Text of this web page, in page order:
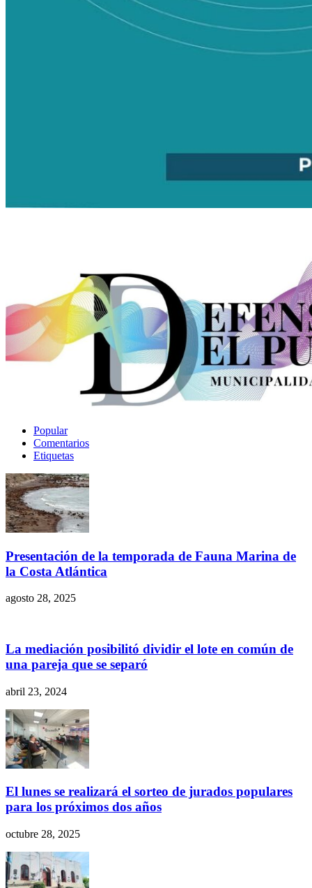
Popular
Comentarios
Etiquetas
Presentación de la temporada de Fauna Marina de
la Costa Atlántica
agosto 28, 2025
La mediación posibilitó dividir el lote en común de
una pareja que se separó
abril 23, 2024
El lunes se realizará el sorteo de jurados populares
para los próximos dos años
octubre 28, 2025